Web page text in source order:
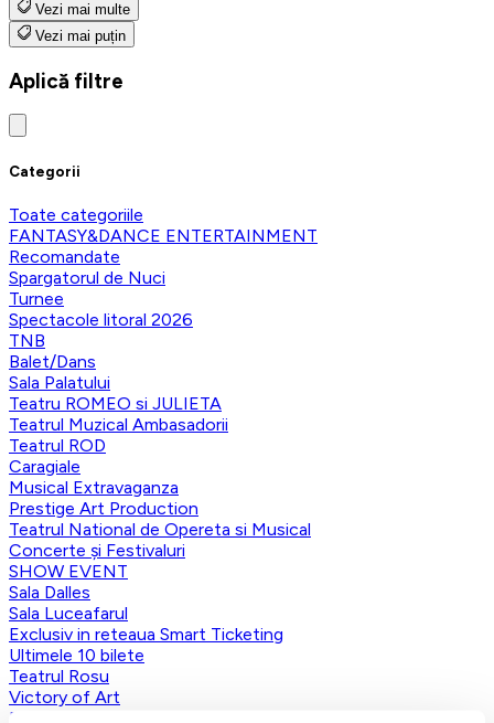
Vezi mai multe
Vezi mai puțin
Aplică filtre
Categorii
Toate categoriile
FANTASY&DANCE ENTERTAINMENT
Recomandate
Spargatorul de Nuci
Turnee
Spectacole litoral 2026
TNB
Balet/Dans
Sala Palatului
Teatru ROMEO si JULIETA
Teatrul Muzical Ambasadorii
Teatrul ROD
Caragiale
Musical Extravaganza
Prestige Art Production
Teatrul National de Opereta si Musical
Concerte și Festivaluri
SHOW EVENT
Sala Dalles
Sala Luceafarul
Exclusiv in reteaua Smart Ticketing
Ultimele 10 bilete
Teatrul Rosu
Victory of Art
Pentru copii